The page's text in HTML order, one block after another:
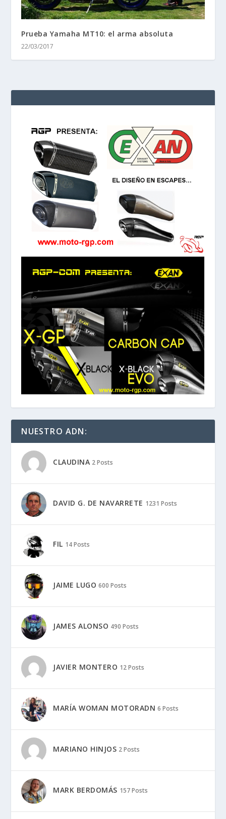
Prueba Yamaha MT10: el arma absoluta
22/03/2017
NUESTRO ADN:
CLAUDINA 2 Posts
DAVID G. DE NAVARRETE 1231 Posts
FIL 14 Posts
JAIME LUGO 600 Posts
JAMES ALONSO 490 Posts
JAVIER MONTERO 12 Posts
MARÍA WOMAN MOTORADN 6 Posts
MARIANO HINJOS 2 Posts
MARK BERDOMÁS 157 Posts